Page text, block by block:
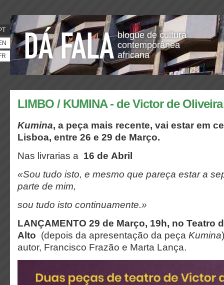
blogue de cultura
contemporânea
africana
LIMBO / KUMINA - de Victor de Oliveira
Kumina, a peça mais recente, vai estar em
Lisboa, entre 26 e 29 de Março.
Nas livrarias a 16 de Abril
«Sou tudo isto, e mesmo que pareça estar a
parte de mim,
sou tudo isto continuamente.»
LANÇAMENTO 29 de Março, 19h, no Teatro
Alto (depois da apresentação da peça Kumina
autor, Francisco Frazão e Marta Lança.